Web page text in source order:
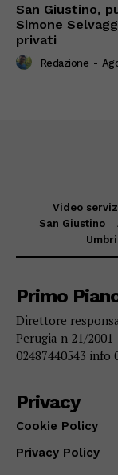
San Giustino,
Simone
privati
Redazione -
Video
San Giustino
Primo
Direttore
Perugia n 21/2001
02487440543 info
Privacy
Cookie Policy
Privacy Policy